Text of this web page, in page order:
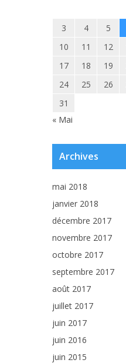
3
4 5
10
11 12
17
18 19
24
25 26
31
« Mai
Archives
mai 2018
janvier 2018
décembre 2017
novembre 2017
octobre 2017
septembre 2017
août 2017
juillet 2017
juin 2017
juin 2016
juin 2015